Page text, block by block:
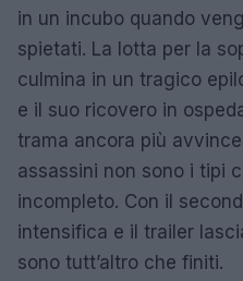
in un incubo quando
spietati. La lotta per la
culmina in un tragico
e il suo ricovero in
trama ancora più
assassini non sono i tipi
incompleto. Con il
intensifica e il trailer
sono tutt’altro che finiti.